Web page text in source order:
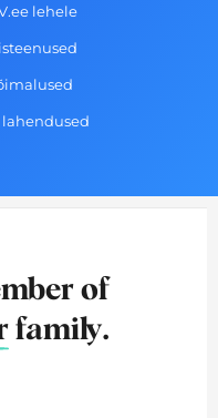
lehele
of
family.